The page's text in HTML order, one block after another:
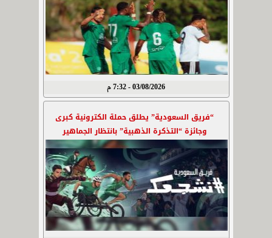
03/08/2026 - 7:32 م
“فريق السعودية” يطلق حملة الكترونية كبرى
وجائزة “التذكرة الذهبية” بانتظار الجماهير